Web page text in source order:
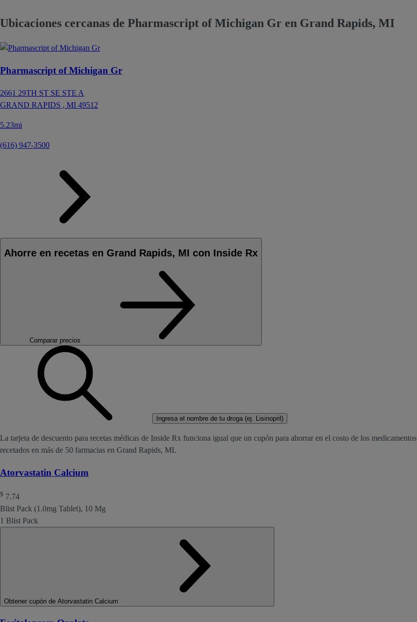
Ubicaciones cercanas de Pharmascript of Michigan Gr en Grand Rapids, MI
Pharmascript of Michigan Gr
2661 29TH ST SE STE A
GRAND RAPIDS , MI 49512
5.23mi
(616) 947-3500
Ahorre en recetas en Grand Rapids, MI con Inside Rx
Comparar precios
Ingresa el nombre de tu droga (ej. Lisinopril)
La tarjeta de descuento para recetas médicas de Inside Rx funciona igual que un cupón para ahorrar en el costo de los medicamentos
recetados en más de 50 farmacias en Grand Rapids, MI.
Atorvastatin Calcium
$ 7.74
Blist Pack (1.0mg Tablet), 10 Mg
1 Blist Pack
Obtener cupón de Atorvastatin Calcium